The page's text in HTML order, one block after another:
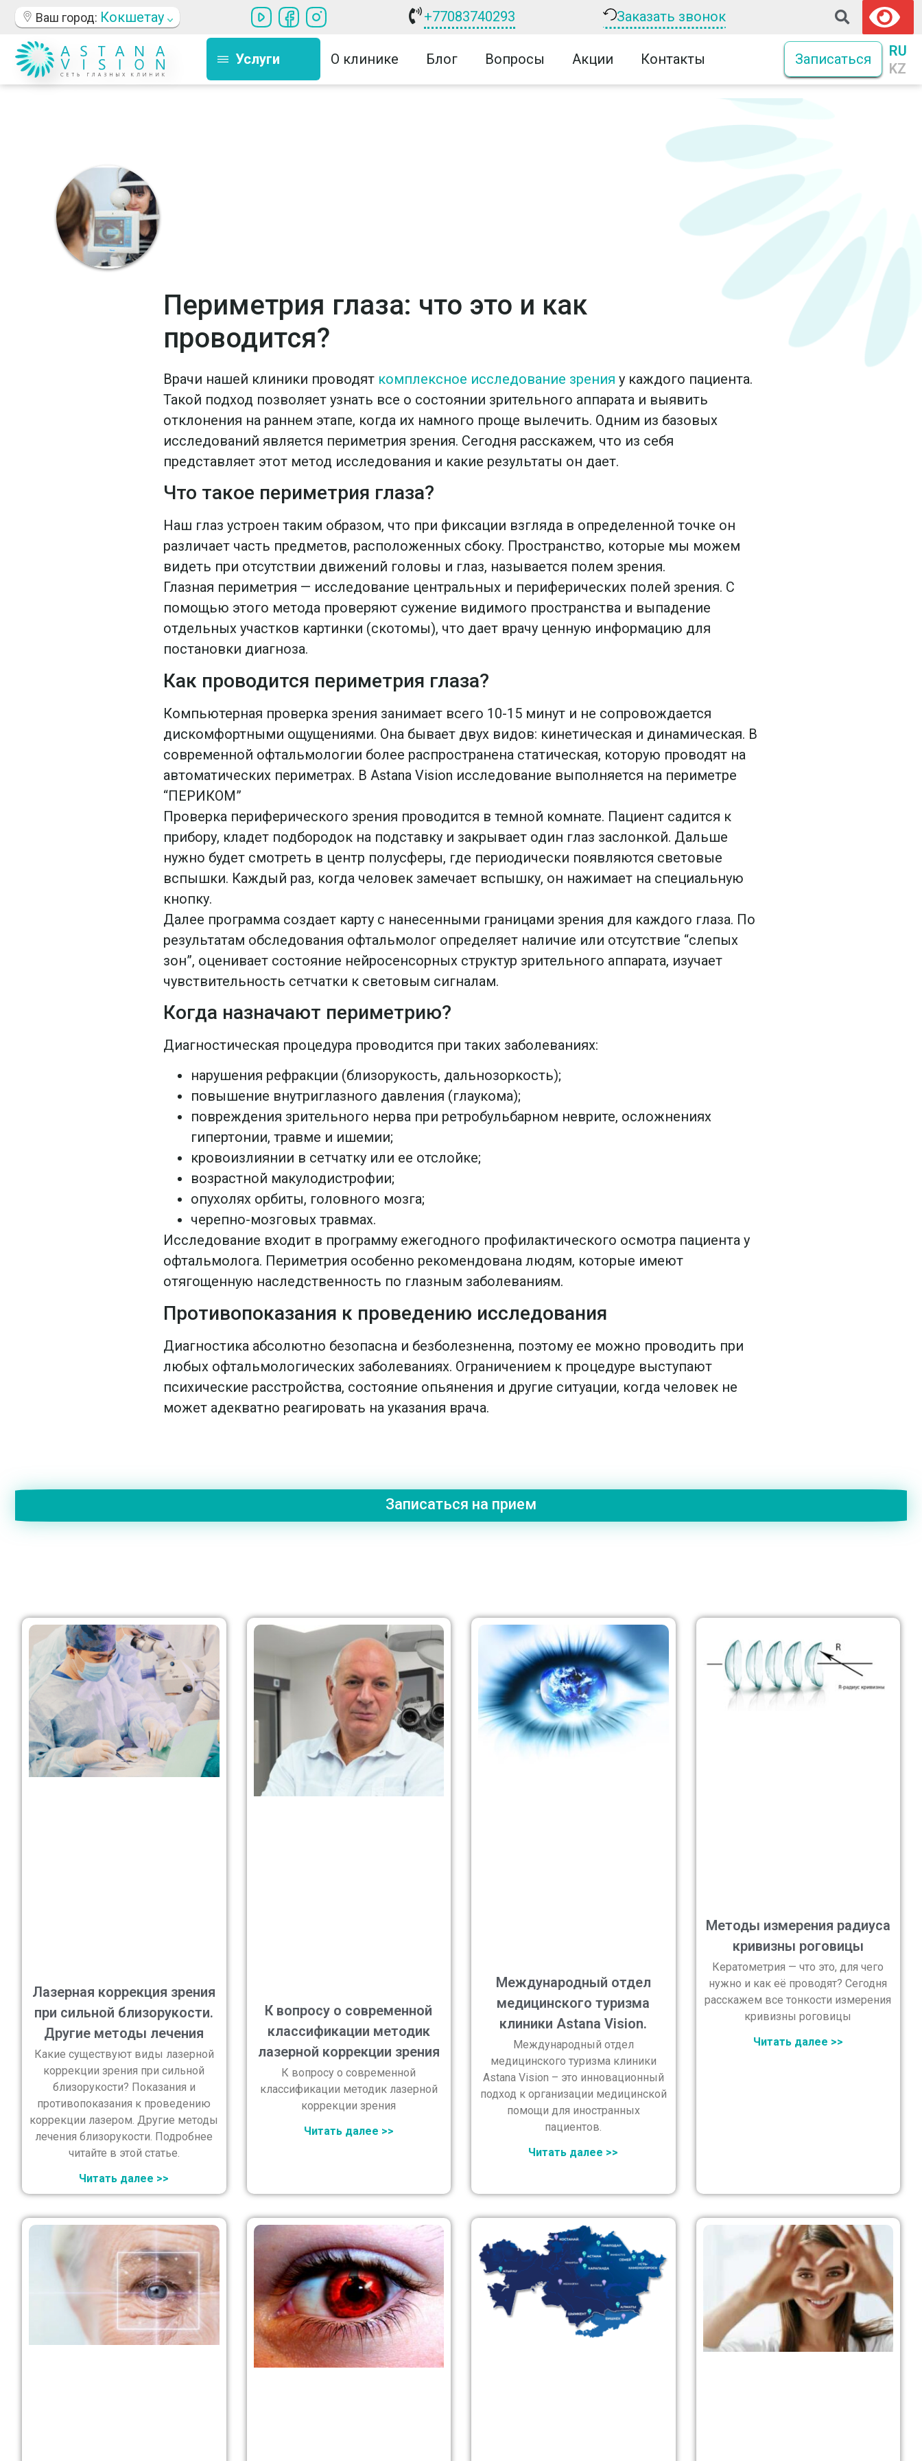
Ваш город: Кокшетау +77083740293 Заказать звонок
Услуги О клинике Блог Вопросы Акции Контакты Записаться
RU
KZ
Периметрия глаза: что это и как
проводится?
Врачи нашей клиники проводят комплексное исследование зрения у каждого пациента.
Такой подход позволяет узнать все о состоянии зрительного аппарата и выявить
отклонения на раннем этапе, когда их намного проще вылечить. Одним из базовых
исследований является периметрия зрения. Сегодня расскажем, что из себя
представляет этот метод исследования и какие результаты он дает.
Что такое периметрия глаза?
Наш глаз устроен таким образом, что при фиксации взгляда в определенной точке он
различает часть предметов, расположенных сбоку. Пространство, которые мы можем
видеть при отсутствии движений головы и глаз, называется полем зрения.
Глазная периметрия — исследование центральных и периферических полей зрения. С
помощью этого метода проверяют сужение видимого пространства и выпадение
отдельных участков картинки (скотомы), что дает врачу ценную информацию для
постановки диагноза.
Как проводится периметрия глаза?
Компьютерная проверка зрения занимает всего 10-15 минут и не сопровождается
дискомфортными ощущениями. Она бывает двух видов: кинетическая и динамическая. В
современной офтальмологии более распространена статическая, которую проводят на
автоматических периметрах. В Astana Vision исследование выполняется на периметре
“ПЕРИКОМ”
Проверка периферического зрения проводится в темной комнате. Пациент садится к
прибору, кладет подбородок на подставку и закрывает один глаз заслонкой. Дальше
нужно будет смотреть в центр полусферы, где периодически появляются световые
вспышки. Каждый раз, когда человек замечает вспышку, он нажимает на специальную
кнопку.
Далее программа создает карту с нанесенными границами зрения для каждого глаза. По
результатам обследования офтальмолог определяет наличие или отсутствие “слепых
зон”, оценивает состояние нейросенсорных структур зрительного аппарата, изучает
чувствительность сетчатки к световым сигналам.
Когда назначают периметрию?
Диагностическая процедура проводится при таких заболеваниях:
нарушения рефракции (близорукость, дальнозоркость);
повышение внутриглазного давления (глаукома);
повреждения зрительного нерва при ретробульбарном неврите, осложнениях
гипертонии, травме и ишемии;
кровоизлиянии в сетчатку или ее отслойке;
возрастной макулодистрофии;
опухолях орбиты, головного мозга;
черепно-мозговых травмах.
Исследование входит в программу ежегодного профилактического осмотра пациента у
офтальмолога. Периметрия особенно рекомендована людям, которые имеют
отягощенную наследственность по глазным заболеваниям.
Противопоказания к проведению исследования
Диагностика абсолютно безопасна и безболезненна, поэтому ее можно проводить при
любых офтальмологических заболеваниях. Ограничением к процедуре выступают
психические расстройства, состояние опьянения и другие ситуации, когда человек не
может адекватно реагировать на указания врача.
Записаться на прием
Лазерная коррекция зрения
при сильной близорукости.
Другие методы лечения
Какие существуют виды лазерной
коррекции зрения при сильной
близорукости? Показания и
противопоказания к проведению
коррекции лазером. Другие методы
лечения близорукости. Подробнее
читайте в этой статье.
Читать далее >>
К вопросу о современной
классификации методик
лазерной коррекции зрения
К вопросу о современной
классификации методик лазерной
коррекции зрения
Читать далее >>
Международный отдел
медицинского туризма
клиники Astana Vision.
Международный отдел
медицинского туризма клиники
Astana Vision – это инновационный
подход к организации медицинской
помощи для иностранных
пациентов.
Читать далее >>
Методы измерения радиуса
кривизны роговицы
Кератометрия — что это, для чего
нужно и как её проводят? Сегодня
расскажем все тонкости измерения
кривизны роговицы
Читать далее >>